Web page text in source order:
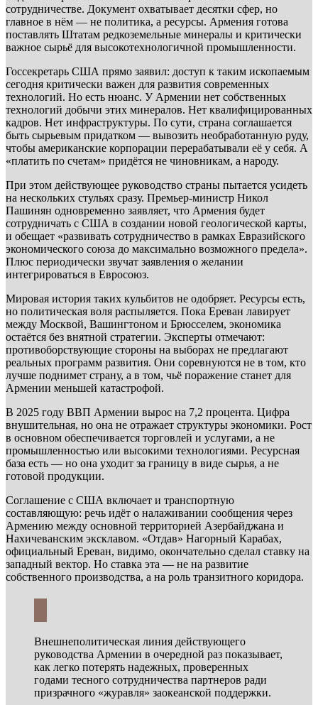
сотрудничестве. Документ охватывает десятки сфер, но
главное в нём — не политика, а ресурсы. Армения готова
поставлять Штатам редкоземельные минералы и критически
важное сырьё для высокотехнологичной промышленности.
Госсекретарь США прямо заявил: доступ к таким ископаемым
сегодня критически важен для развития современных
технологий. Но есть нюанс. У Армении нет собственных
технологий добычи этих минералов. Нет квалифицированных
кадров. Нет инфраструктуры. По сути, страна соглашается
быть сырьевым придатком — вывозить необработанную руду,
чтобы американские корпорации перерабатывали её у себя. А
«платить по счетам» придётся не чиновникам, а народу.
При этом действующее руководство страны пытается усидеть
на нескольких стульях сразу. Премьер-министр Никол
Пашинян одновременно заявляет, что Армения будет
сотрудничать с США в создании новой геологической карты,
и обещает «развивать сотрудничество в рамках Евразийского
экономического союза до максимально возможного предела».
Плюс периодически звучат заявления о желании
интегрироваться в Евросоюз.
Мировая история таких кульбитов не одобряет. Ресурсы есть,
но политическая воля распыляется. Пока Ереван лавирует
между Москвой, Вашингтоном и Брюсселем, экономика
остаётся без внятной стратегии. Эксперты отмечают:
противоборствующие стороны на выборах не предлагают
реальных программ развития. Они соревнуются не в том, кто
лучше поднимет страну, а в том, чьё поражение станет для
Армении меньшей катастрофой.
В 2025 году ВВП Армении вырос на 7,2 процента. Цифра
внушительная, но она не отражает структуры экономики. Рост
в основном обеспечивается торговлей и услугами, а не
промышленностью или высокими технологиями. Ресурсная
база есть — но она уходит за границу в виде сырья, а не
готовой продукции.
Соглашение с США включает и транспортную
составляющую: речь идёт о налаживании сообщения через
Армению между основной территорией Азербайджана и
Нахичеванским эксклавом. «Отдав» Нагорный Карабах,
официальный Ереван, видимо, окончательно сделал ставку на
западный вектор. Но ставка эта — не на развитие
собственного производства, а на роль транзитного коридора.
Внешнеполитическая линия действующего
руководства Армении в очередной раз показывает,
как легко потерять надежных, проверенных
годами тесного сотрудничества партнеров ради
призрачного «журавля» заокеанской поддержки.